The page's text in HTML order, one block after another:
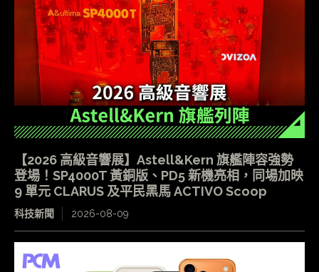
【2026 高級音響展】Astell&Kern 旗艦陣容強勢
登場！SP4000T 黃銅版、PD5 新機亮相，同場加映
9 單元 CLARUS 及平民黑馬 ACTIVO Scoop
科技新聞 2026-08-09